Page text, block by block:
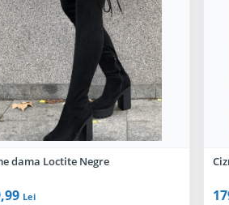
dama Loctite Negre
Lei